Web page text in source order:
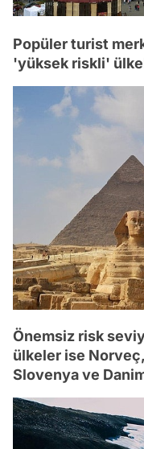
Popüler turist
'yüksek riskli'
Önemsiz risk
ülkeler ise
Slovenya ve